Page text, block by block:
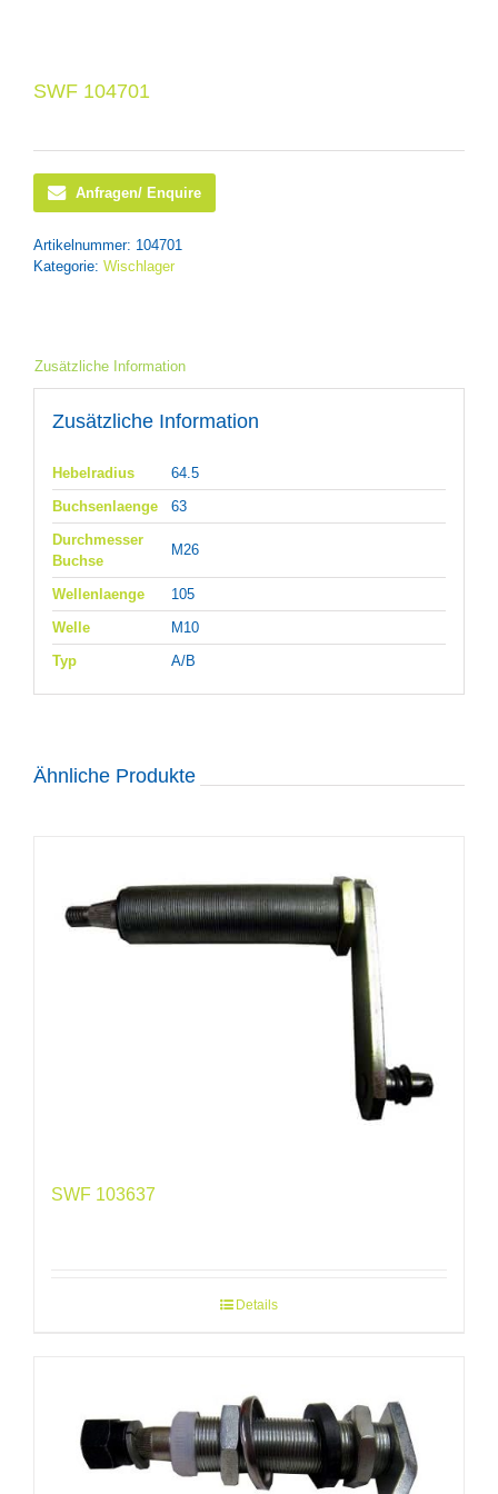
SWF 104701
Anfragen/ Enquire
Artikelnummer: 104701
Kategorie: Wischlager
Zusätzliche Information
Zusätzliche Information
Hebelradius
64.5
Buchsenlaenge
63
Durchmesser
Buchse
M26
Wellenlaenge
105
Welle
M10
Typ
A/B
Ähnliche Produkte
SWF 103637
Details